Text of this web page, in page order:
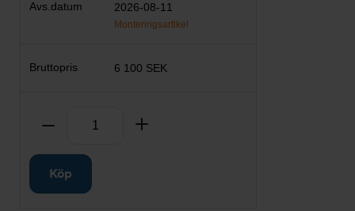
2026-08-11
Monteringsartikel
6 100 SEK
Ta bort
Köp